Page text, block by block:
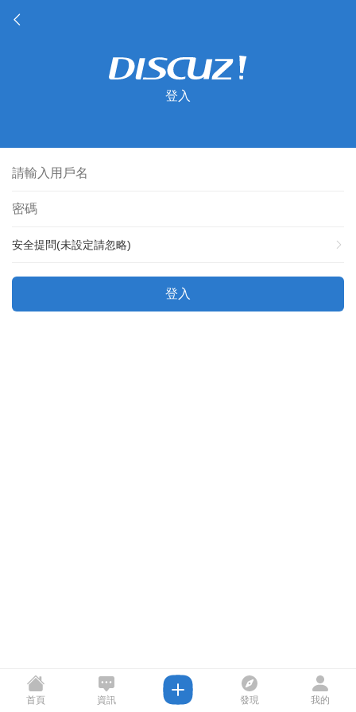
登入
安全提問(未設定請忽略)
登入
首頁 資訊 發現 我的